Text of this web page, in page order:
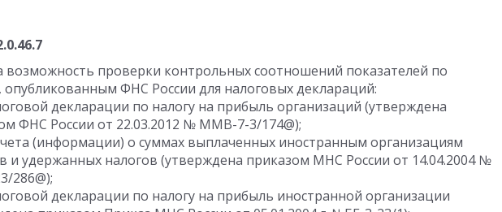
возможность проверки контрольных соотношений показателей по
ФНС России для налоговых деклараций:
декларации по налогу на прибыль организаций (утверждена
ФНС России от 22.03.2012 № ММВ-7-3/174@);
(информации) о суммах выплаченных иностранным организациям
и удержанных налогов (утверждена приказом МНС России от 14.04.2004 №
286@);
декларации по налогу на прибыль иностранной организации